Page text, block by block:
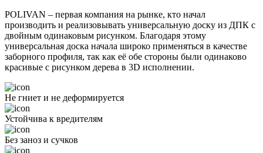
POLIVAN – первая компания на рынке, кто начал
производить и реализовывать универсальную доску из ДПК с
двойным одинаковым рисунком. Благодаря этому
универсальная доска начала широко применяться в качестве
заборного профиля, так как её обе стороны были одинаково
красивые с рисунком дерева в 3D исполнении.
Не гниет и не деформируется
Устойчива к вредителям
Без заноз и сучков